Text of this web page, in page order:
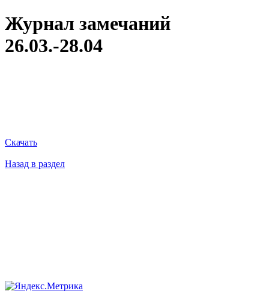
Журнал замечаний
26.03.-28.04
Скачать
Назад в раздел